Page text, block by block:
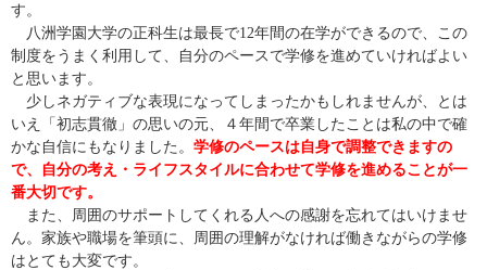
す。
八洲学園大学の正科生は最長で12年間の在学ができるので、この
制度をうまく利用して、自分のペースで学修を進めていければよい
と思います。
少しネガティブな表現になってしまったかもしれませんが、とは
いえ「初志貫徹」の思いの元、４年間で卒業したことは私の中で確
かな自信にもなりました。 学修のペースは自身で調整できますの
で、自分の考え・ライフスタイルに合わせて学修を進めることが一
番大切です。
また、周囲のサポートしてくれる人への感謝を忘れてはいけませ
ん。家族や職場を筆頭に、周囲の理解がなければ働きながらの学修
はとても大変です。